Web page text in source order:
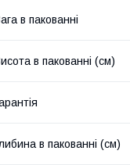
в пакованні
в пакованні (см)
в пакованні (см)